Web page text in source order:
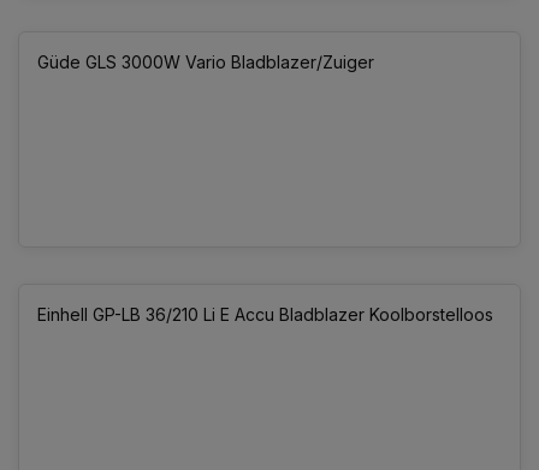
Güde GLS 3000W Vario Bladblazer/Zuiger
Einhell GP-LB 36/210 Li E Accu Bladblazer Koolborstelloos